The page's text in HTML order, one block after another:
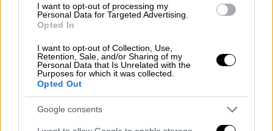
I want to opt-out of processing my
Personal Data for Targeted Advertising.
Opted In
I want to opt-out of Collection, Use,
Retention, Sale, and/or Sharing of my
Personal Data that Is Unrelated with the
Purposes for which it was collected.
Opted Out
Google consents
Αθλητισμός|07.01.2024 23:00
Εμφατική δήλωση της ΑΕΚ με μεγάλη
νίκη στο Γ. Καραϊσκάκης - Παράπονα του